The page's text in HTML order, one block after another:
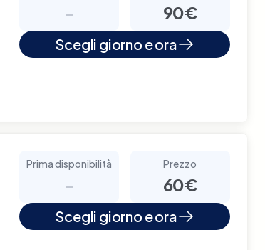
- 90€
Scegli giorno e ora
Prima disponibilità
-
Prezzo
60€
Scegli giorno e ora